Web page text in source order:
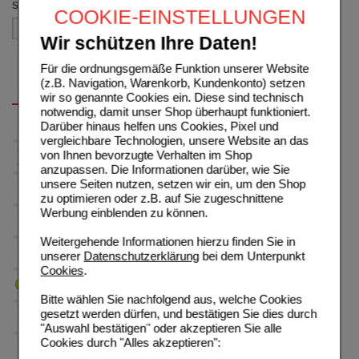
COOKIE-EINSTELLUNGEN
Wir schützen Ihre Daten!
Für die ordnungsgemäße Funktion unserer Website
(z.B. Navigation, Warenkorb, Kundenkonto) setzen
wir so genannte Cookies ein. Diese sind technisch
notwendig, damit unser Shop überhaupt funktioniert.
Darüber hinaus helfen uns Cookies, Pixel und
vergleichbare Technologien, unsere Website an das
von Ihnen bevorzugte Verhalten im Shop
anzupassen. Die Informationen darüber, wie Sie
unsere Seiten nutzen, setzen wir ein, um den Shop
zu optimieren oder z.B. auf Sie zugeschnittene
Werbung einblenden zu können.
Weitergehende Informationen hierzu finden Sie in
unserer Datenschutzerklärungbei dem Unterpunkt
Cookies.
Bitte wählen Sie nachfolgend aus, welche Cookies
gesetzt werden dürfen, und bestätigen Sie dies durch
"Auswahl bestätigen" oder akzeptieren Sie alle
Cookies durch "Alles akzeptieren":
Sortieren nach